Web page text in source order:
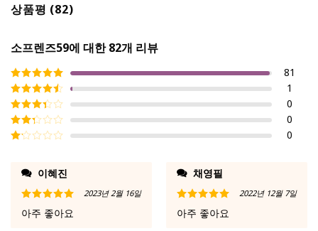
상품평 (82)
소프렌즈59에 대한 82개 리뷰
5 중에서5로
평가됨
81
5 중에서
4로 평가
됨
1
5 중에
서 3
로
평가됨
0
5 중
0
0
이혜진
5 중에서5
로 평가됨
2023년 2월 16일
아주 좋아요
채영필
5 중에서5
로 평가됨
2022년 12월 7일
아주 좋아요